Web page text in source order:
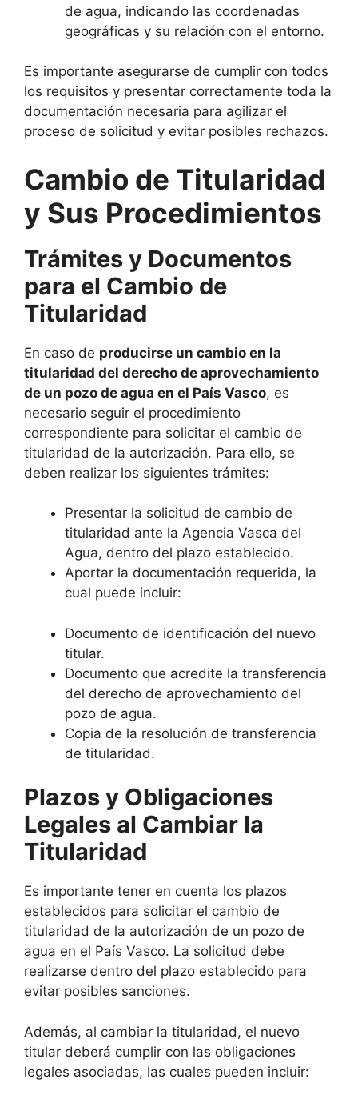
de agua, indicando las coordenadas
geográficas y su relación con el entorno.
Es importante asegurarse de cumplir con todos
los requisitos y presentar correctamente toda la
documentación necesaria para agilizar el
proceso de solicitud y evitar posibles rechazos.
Cambio de Titularidad
y Sus Procedimientos
Trámites y Documentos
para el Cambio de
Titularidad
En caso de producirse un cambio en la
titularidad del derecho de aprovechamiento
de un pozo de agua en el País Vasco, es
necesario seguir el procedimiento
correspondiente para solicitar el cambio de
titularidad de la autorización. Para ello, se
deben realizar los siguientes trámites:
Presentar la solicitud de cambio de
titularidad ante la Agencia Vasca del
Agua, dentro del plazo establecido.
Aportar la documentación requerida, la
cual puede incluir:
Documento de identificación del nuevo
titular.
Documento que acredite la transferencia
del derecho de aprovechamiento del
pozo de agua.
Copia de la resolución de transferencia
de titularidad.
Plazos y Obligaciones
Legales al Cambiar la
Titularidad
Es importante tener en cuenta los plazos
establecidos para solicitar el cambio de
titularidad de la autorización de un pozo de
agua en el País Vasco. La solicitud debe
realizarse dentro del plazo establecido para
evitar posibles sanciones.
Además, al cambiar la titularidad, el nuevo
titular deberá cumplir con las obligaciones
legales asociadas, las cuales pueden incluir: